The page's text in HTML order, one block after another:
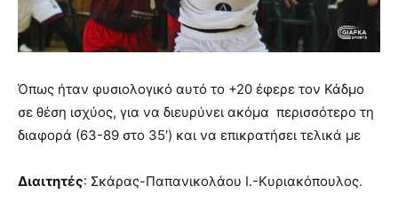
Όπως ήταν φυσιολογικό αυτό το +20 έφερε τον Κάδμο
σε θέση ισχύος, για να διευρύνει ακόμα περισσότερο τη
διαφορά (63-89 στο 35′) και να επικρατήσει τελικά με
Διαιτητές: Σκάρας-Παπανικολάου Ι.-Κυριακόπουλος.